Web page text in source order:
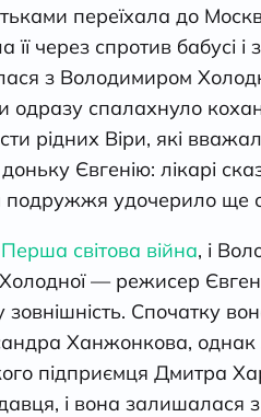
переїхала до
через спротив бабусі і
з Володимиром
одразу спалахнуло
рідних Віри, які
Євгенію: лікарі
подружжя удочерило ще
Перша світова війна, і
Холодної — режисер
зовнішність. Спочатку
Ханжонкова,
підприємця Дмитра
і вона залишалася